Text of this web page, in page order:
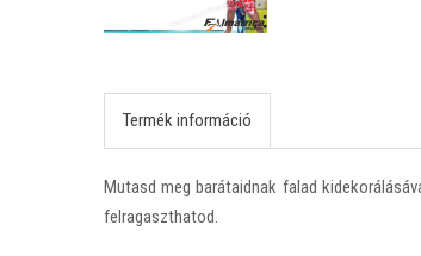
Termék információ
Mutasd meg barátaidnak falad
felragaszthatod.